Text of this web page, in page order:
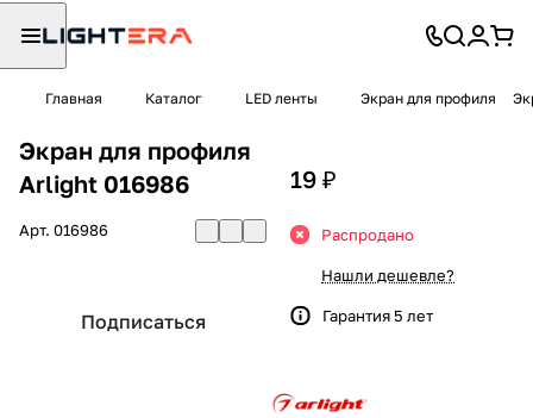
Главная Каталог LED ленты Экран для профиля
Экран для профиля
Arlight 016986
Арт. 016986
Подписаться
19 ₽
Распродано
Нашли дешевле?
Гарантия 5 лет